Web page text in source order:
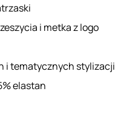
i metka z logo
i tematycznych stylizacji
elastan